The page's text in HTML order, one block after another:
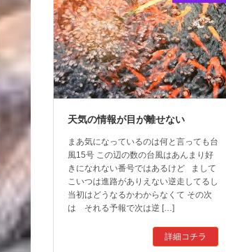
天気の情報が目が離せない
まあ気になっているのは何と言っても台
風15号 この辺の数の台風はあんまり好
きになれない番号ではあるけど まして
こいつは進路がありえない逆走してるし
当初はどうなるかわからなくて その次
は それる予報で次は逆 […]
詳細コチラ